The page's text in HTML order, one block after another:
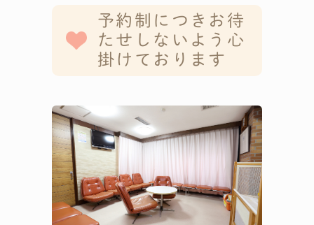
予約制につきお待
たせしないよう心
掛けております